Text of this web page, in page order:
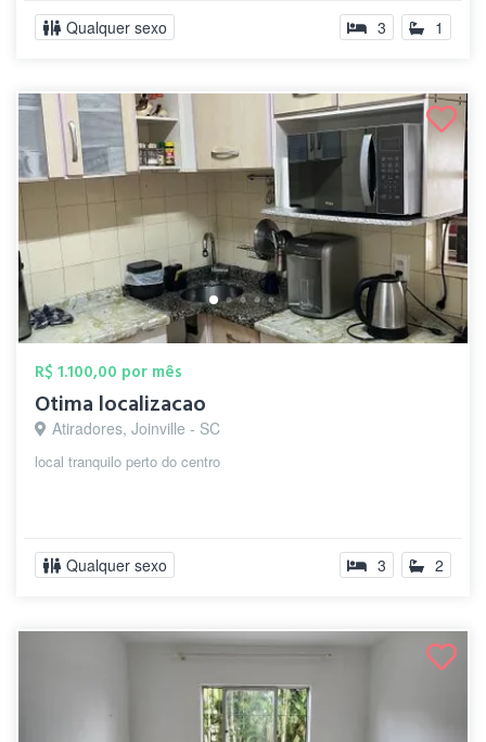
Qualquer sexo 3 1
R$ 1.100,00 por mês
Otima localizacao
Atiradores, Joinville - SC
local tranquilo perto do centro
Qualquer sexo 3 2